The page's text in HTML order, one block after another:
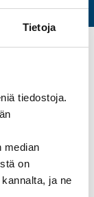
Tietoja
tiedostoja.
median
on
ja ne